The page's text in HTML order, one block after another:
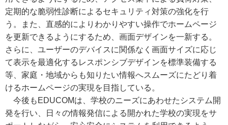
定期的な脆弱性診断によるセキュリティ対策の強化を行
う。また、直感的によりわかりやすい操作でホームページ
を更新できるようにするため、画面デザインを一新する。
さらに、ユーザーのデバイスに関係なく画面サイズに応じ
て表示を最適化するレスポンシブデザインを標準装備する
等、家庭・地域からも知りたい情報へスムーズにたどり着
けるホームページの実現を目指している。
今後もEDUCOMは、学校のニーズにあわせたシステム開
発を行い、日々の情報発信による開かれた学校の実現をサ